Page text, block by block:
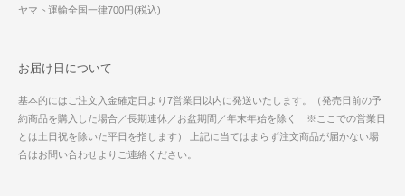
ヤマト運輸全国一律700円(税込)
お届け日について
基本的にはご注文入金確定日より7営業日以内に発送いたします。（発売日前の予
約商品を購入した場合／長期連休／お盆期間／年末年始を除く ※ここでの営業日
とは土日祝を除いた平日を指します） 上記に当てはまらず注文商品が届かない場
合はお問い合わせよりご連絡ください。